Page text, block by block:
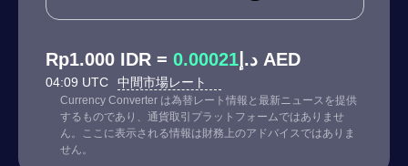
Rp1.000 IDR = د.إ 0.00021 AED
04:09 UTC 中間市場レート
Currency Converter は為替レート情報と最新ニュースを提供
するものであり、通貨取引プラットフォームではありませ
ん。ここに表示される情報は財務上のアドバイスではありま
せん。